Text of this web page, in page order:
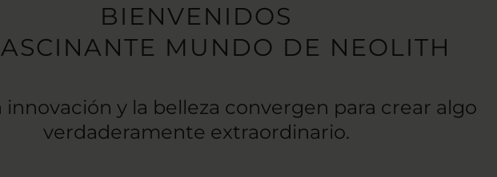
BIENVENIDOS
MUNDO DE NEOLITH
innovación y la belleza convergen para crear algo
verdaderamente extraordinario.